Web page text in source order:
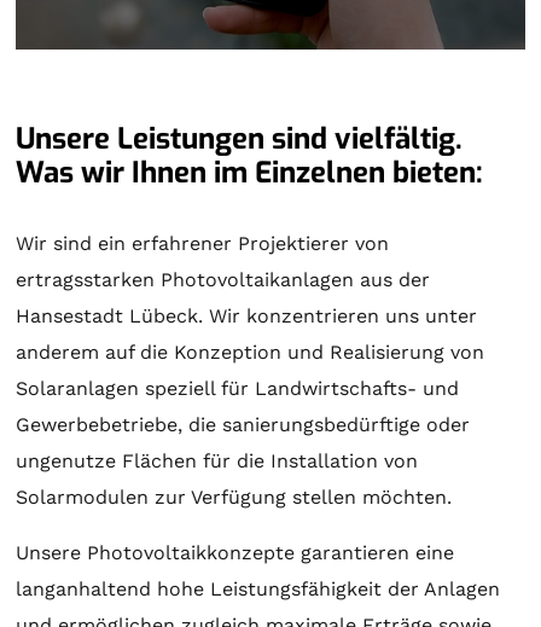
Unsere Leistungen sind vielfältig.
Was wir Ihnen im Einzelnen bieten:
Wir sind ein erfahrener Projektierer von
ertragsstarken Photovoltaikanlagen aus der
Hansestadt Lübeck. Wir konzentrieren uns unter
anderem auf die Konzeption und Realisierung von
Solaranlagen speziell für Landwirtschafts- und
Gewerbebetriebe, die sanierungsbedürftige oder
ungenutze Flächen für die Installation von
Solarmodulen zur Verfügung stellen möchten.
Unsere Photovoltaikkonzepte garantieren eine
langanhaltend hohe Leistungsfähigkeit der Anlagen